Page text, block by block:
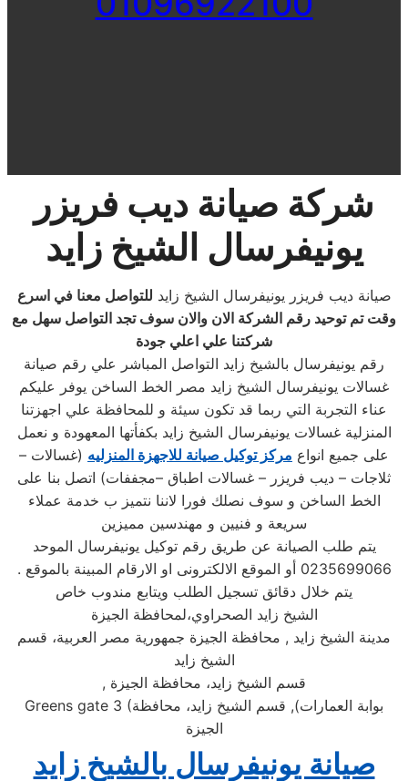
شركة صيانة ديب فريزر
يونيفرسال الشيخ زايد
صيانة ديب فريزر يونيفرسال الشيخ زايد للتواصل معنا في اسرع
وقت تم توحيد رقم الشركة الان والان سوف تجد التواصل سهل مع
شركتنا علي اعلي جودة
رقم يونيفرسال بالشيخ زايد التواصل المباشر علي رقم صيانة
غسالات يونيفرسال الشيخ زايد مصر الخط الساخن يوفر عليكم
عناء التجربة التي ربما قد تكون سيئة و للمحافظة علي اجهزتنا
المنزلية غسالات يونيفرسال الشيخ زايد بكفأتها المعهودة و نعمل
على جميع انواع مركز توكيل صيانة للاجهزة المنزليه (غسالات –
ثلاجات – ديب فريزر – غسالات اطباق –مجففات) اتصل بنا على
الخط الساخن و سوف نصلك فورا لاننا نتميز ب خدمة عملاء
سريعة و فنيين و مهندسين مميزين
يتم طلب الصيانة عن طريق رقم توكيل يونيفرسال الموحد
0235699066 أو الموقع الالكترونى او الارقام المبينة بالموقع .
يتم خلال دقائق تسجيل الطلب ويتابع مندوب خاص
الشيخ زايد الصحراوي،لمحافظة الجيزة
مدينة الشيخ زايد , محافظة الجيزة جمهورية مصر العربية، قسم
الشيخ زايد
, قسم الشيخ زايد، محافظة الجيزة
Greens gate 3 (بوابة العمارات), قسم الشيخ زايد، محافظة
الجيزة
صيانة يونيفرسال بالشيخ زايد